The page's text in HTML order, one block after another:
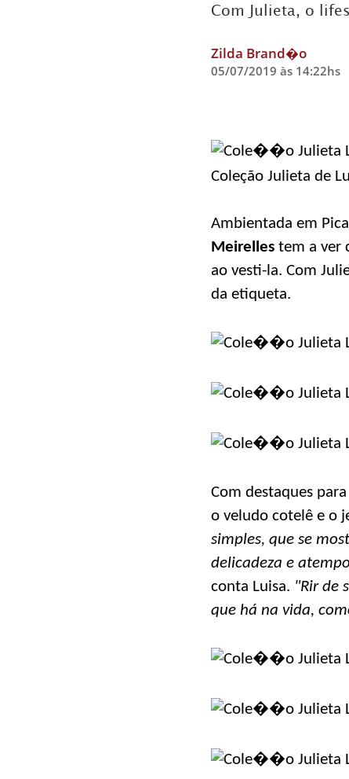
Com Julieta, o
Zilda Brand�o
05/07/2019 às 14:22hs
Coleção Julieta de
Ambientada em
Meirellestem a ver
ao vesti-la. Com
da etiqueta.
Com destaques
o veludo cotelê e o
simples, que se
delicadeza e
conta Luisa. "Rir de
que há na vida,